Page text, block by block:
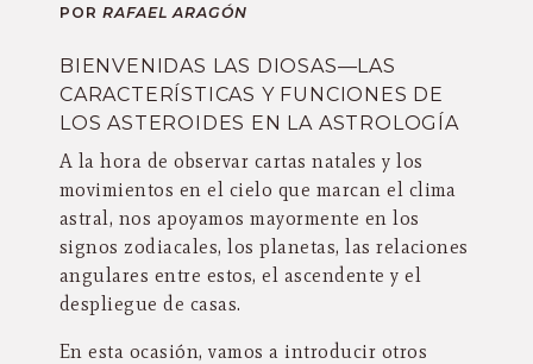
POR RAFAEL ARAGÓN
BIENVENIDAS LAS DIOSAS—LAS
CARACTERÍSTICAS Y FUNCIONES DE
LOS ASTEROIDES EN LA ASTROLOGÍA
A la hora de observar cartas natales y los
movimientos en el cielo que marcan el clima
astral, nos apoyamos mayormente en los
signos zodiacales, los planetas, las relaciones
angulares entre estos, el ascendente y el
despliegue de casas.
En esta ocasión, vamos a introducir otros